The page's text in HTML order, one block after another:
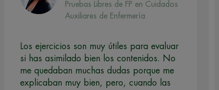
Pruebas Libres de FP en Cuidados
Auxiliares de Enfermería
Los ejercicios son muy útiles para evaluar
si has asimilado bien los contenidos. No
me quedaban muchas dudas porque me
explicaban muy bien, pero, cuando las